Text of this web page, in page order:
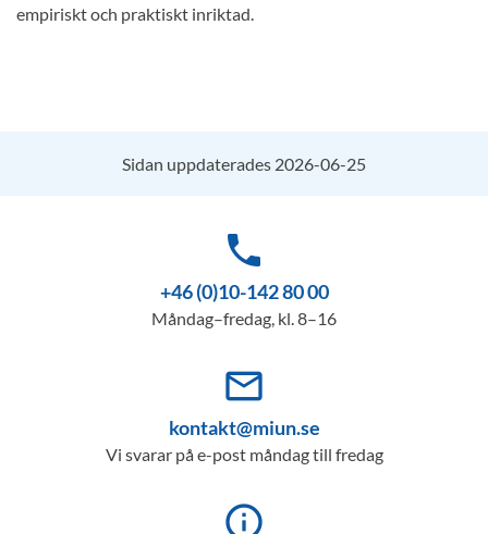
empiriskt och praktiskt inriktad.
Sidan uppdaterades 2026-06-25
phone
+46 (0)10-142 80 00
Måndag–fredag, kl. 8–16
mail_outline
kontakt@miun.se
Vi svarar på e-post måndag till fredag
info_outline